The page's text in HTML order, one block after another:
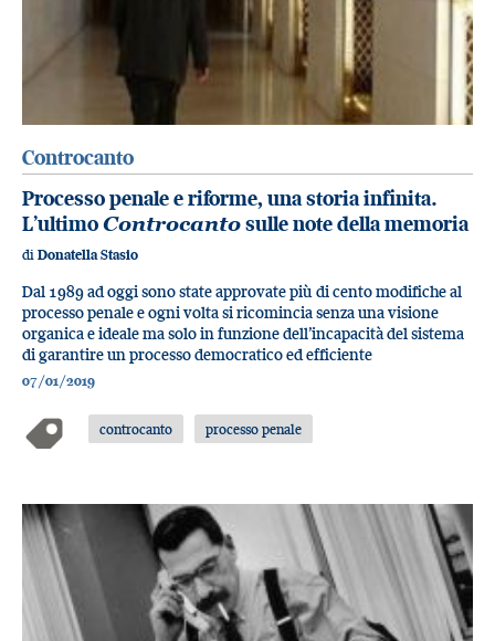
Controcanto
Processo penale e riforme, una storia infinita.
L’ultimoControcantosulle note della memoria
di Donatella Stasio
Dal 1989 ad oggi sono state approvate più di cento modifiche al
processo penale e ogni volta si ricomincia senza una visione
organica e ideale ma solo in funzione dell’incapacità del sistema
di garantire un processo democratico ed efficiente
07/01/2019
controcanto processo penale